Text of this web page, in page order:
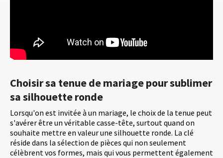
Choisir sa tenue de mariage pour sublimer
sa silhouette ronde
Lorsqu'on est invitée à un mariage, le choix de la tenue peut
s'avérer être un véritable casse-tête, surtout quand on
souhaite mettre en valeur une silhouette ronde. La clé
réside dans la sélection de pièces qui non seulement
célèbrent vos formes, mais qui vous permettent également